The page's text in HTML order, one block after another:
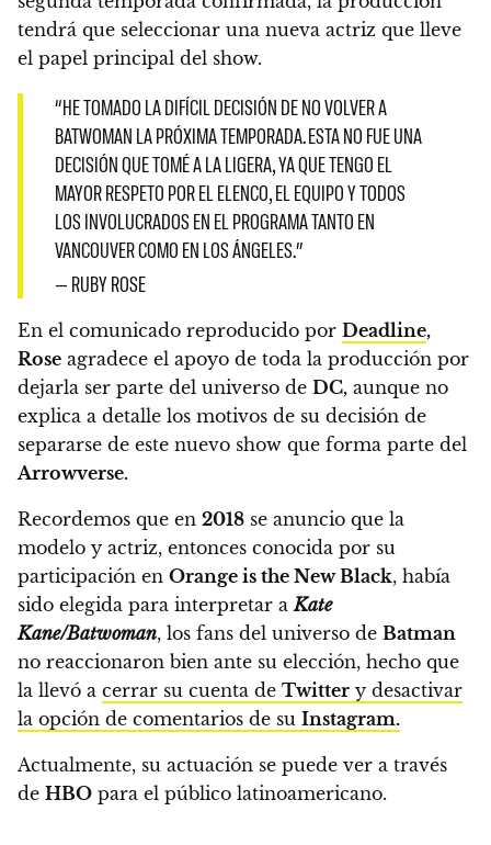
tendrá que seleccionar una nueva actriz que lleve
el papel principal del show.
“HE TOMADO LA DIFÍCIL DECISIÓN DE NO VOLVER A
BATWOMAN LA PRÓXIMA TEMPORADA. ESTA NO FUE UNA
DECISIÓN QUE TOMÉ A LA LIGERA, YA QUE TENGO EL
MAYOR RESPETO POR EL ELENCO, EL EQUIPO Y TODOS
LOS INVOLUCRADOS EN EL PROGRAMA TANTO EN
VANCOUVER COMO EN LOS ÁNGELES.”
— RUBY ROSE
En el comunicado reproducido por Deadline,
Rose agradece el apoyo de toda la producción por
dejarla ser parte del universo de DC, aunque no
explica a detalle los motivos de su decisión de
separarse de este nuevo show que forma parte del
Arrowverse.
Recordemos que en 2018 se anuncio que la
modelo y actriz, entonces conocida por su
participación en Orange is the New Black, había
sido elegida para interpretar aKate
Kane/Batwoman, los fans del universo de Batman
no reaccionaron bien ante su elección, hecho que
la llevó a cerrar su cuenta de Twitter y desactivar
la opción de comentarios de su Instagram.
Actualmente, su actuación se puede ver a través
de HBO para el público latinoamericano.